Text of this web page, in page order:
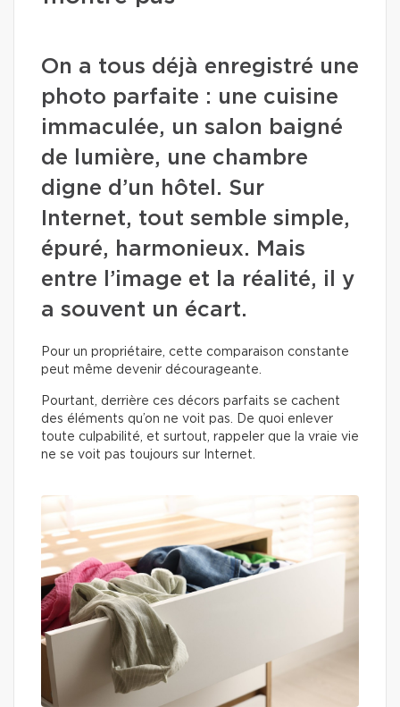
On a tous déjà enregistré une
photo parfaite : une cuisine
immaculée, un salon baigné
de lumière, une chambre
digne d’un hôtel. Sur
Internet, tout semble simple,
épuré, harmonieux. Mais
entre l’image et la réalité, il y
a souvent un écart.
Pour un propriétaire, cette comparaison constante
peut même devenir décourageante.
Pourtant, derrière ces décors parfaits se cachent
des éléments qu’on ne voit pas. De quoi enlever
toute culpabilité, et surtout, rappeler que la vraie vie
ne se voit pas toujours sur Internet.